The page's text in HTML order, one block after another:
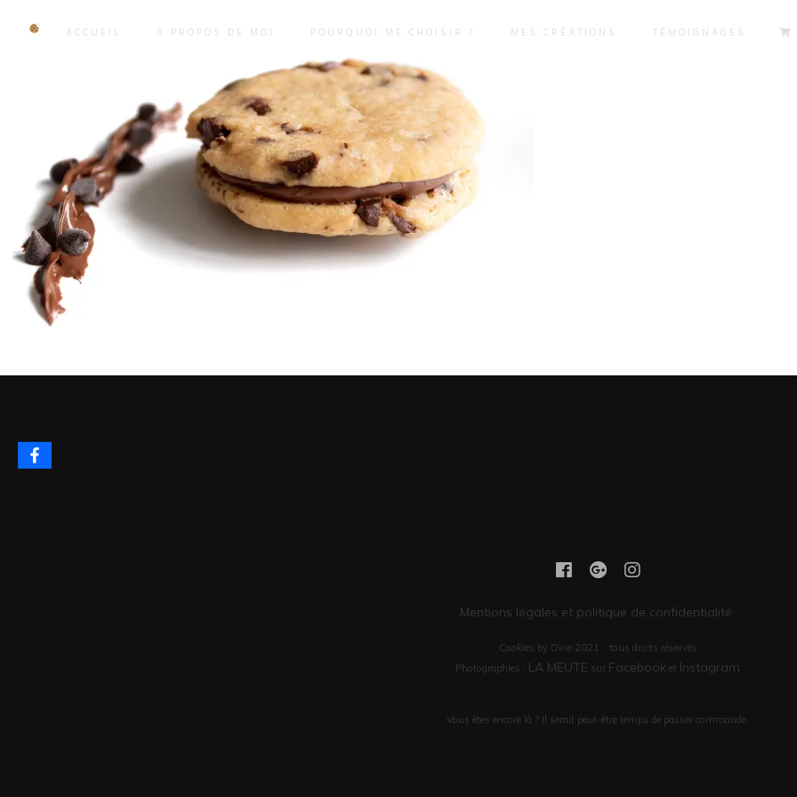
ACCUEIL À PROPOS DE MOI POURQUOI ME CHOISIR ? MES CRÉATIONS TÉMOIGNAGES
Mentions légales et politique de confidentialité
Cookies by Dine 2021 - tous droits réservés
Photographies : LA MEUTE sur Facebook et Instagram
Vous êtes encore là ? Il serait peut-être temps de passer commande.